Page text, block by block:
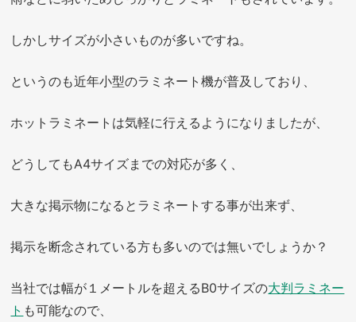
しかしサイズが小さいものが多いですね。
というのも近年小型のラミネート機が普及しており、
ホットラミネートは気軽に行えるようになりましたが、
どうしてもA4サイズまでの対応が多く、
大きな掲示物になるとラミネートする事が出来ず、
掲示を断念されている方も多いのでは無いでしょうか？
当社では幅が１メートルを超えるB0サイズの大判ラミネー
ト も可能なので、